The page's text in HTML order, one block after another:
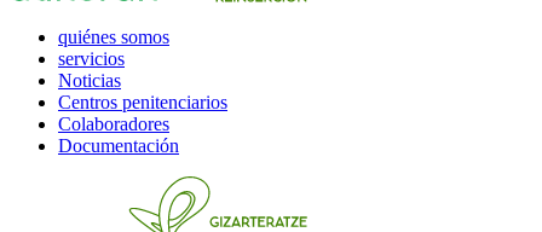
quiénes somos
servicios
Noticias
Centros penitenciarios
Colaboradores
Documentación